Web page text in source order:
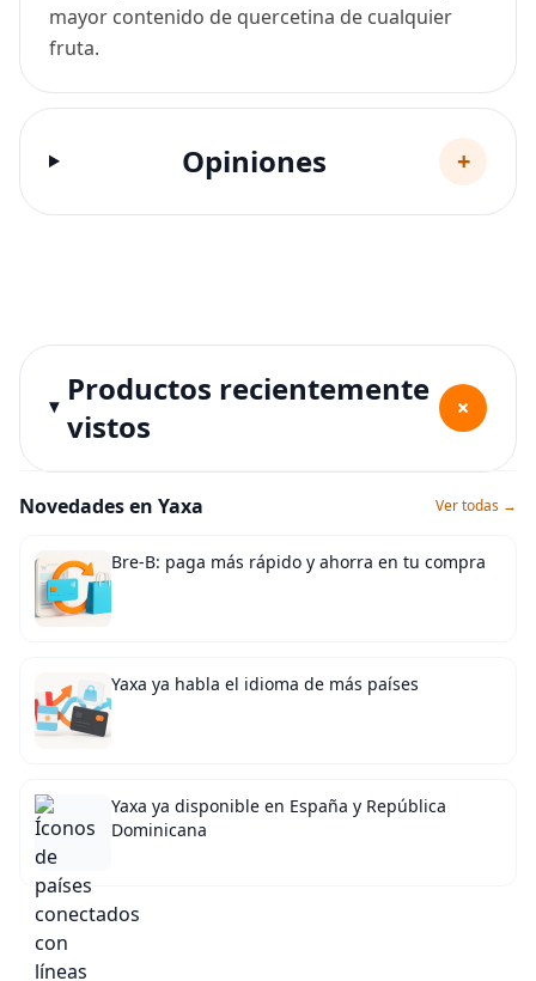
mayor contenido de quercetina de cualquier
fruta.
Opiniones +
Productos recientemente
vistos
+
Novedades en Yaxa Ver todas →
Bre-B: paga más rápido y ahorra en tu compra
Yaxa ya habla el idioma de más países
Yaxa ya disponible en España y República
Dominicana